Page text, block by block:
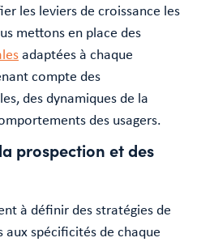
les leviers de croissance les
mettons en place des
adaptées à chaque
compte des
des dynamiques de la
des usagers.
prospection et des
à définir des stratégies de
spécificités de chaque